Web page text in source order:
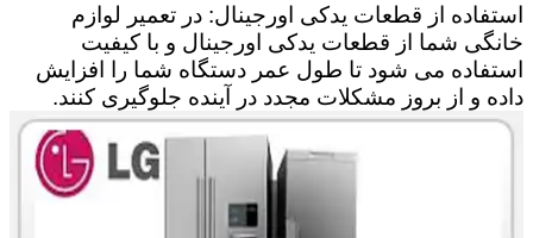
استفاده از قطعات یدکی اورجینال: در تعمیر لوازم
خانگی شما از قطعات یدکی اورجینال و با کیفیت
استفاده می شود تا طول عمر دستگاه شما را افزایش
داده و از بروز مشکلات مجدد در آینده جلوگیری کنند.